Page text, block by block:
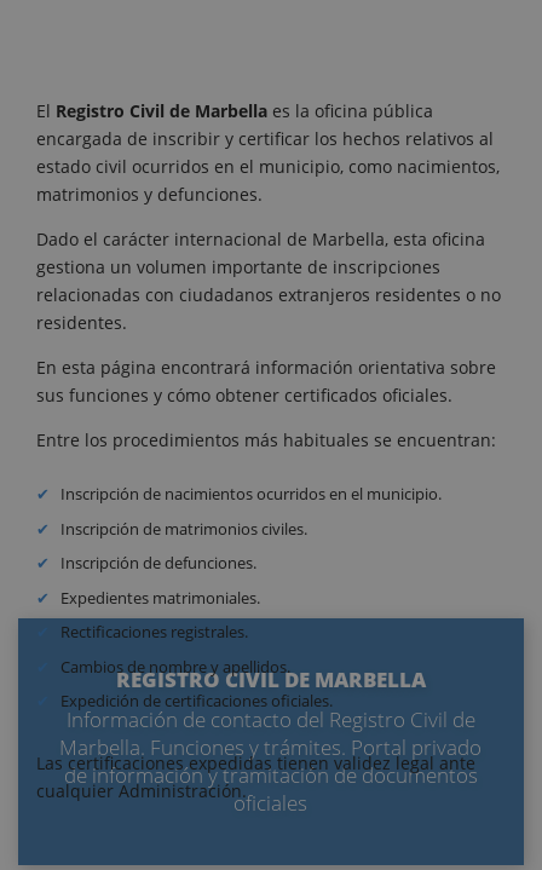
REGISTRO CIVIL DE MARBELLA
Información de contacto del Registro Civil de
Marbella. Funciones y trámites. Portal privado
de información y tramitación de documentos
oficiales
El Registro Civil de Marbella es la oficina pública
encargada de inscribir y certificar los hechos relativos al
estado civil ocurridos en el municipio, como nacimientos,
matrimonios y defunciones.
Dado el carácter internacional de Marbella, esta oficina
gestiona un volumen importante de inscripciones
relacionadas con ciudadanos extranjeros residentes o no
residentes.
En esta página encontrará información orientativa sobre
sus funciones y cómo obtener certificados oficiales.
Entre los procedimientos más habituales se encuentran:
Inscripción de nacimientos ocurridos en el municipio.
Inscripción de matrimonios civiles.
Inscripción de defunciones.
Expedientes matrimoniales.
Rectificaciones registrales.
Cambios de nombre y apellidos.
Expedición de certificaciones oficiales.
Las certificaciones expedidas tienen validez legal ante
cualquier Administración.